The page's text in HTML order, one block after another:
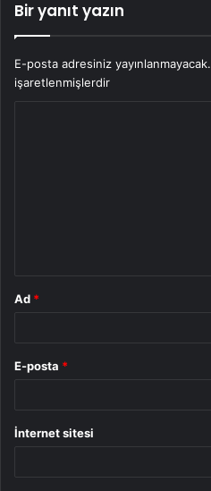
Bir yanıt yazın
E-posta adresiniz yayınlanmayacak.
işaretlenmişlerdir
Ad *
E-posta *
İnternet sitesi